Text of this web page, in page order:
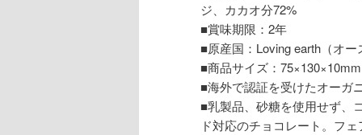
ジ、カカオ分72%
■賞味期限：2年
■原産国：Loving earth（オ
■商品サイズ：75×130×10mm
■海外で認証を受けたオーガ
■乳製品、砂糖を使用せず、
ド対応のチョコレート。フ